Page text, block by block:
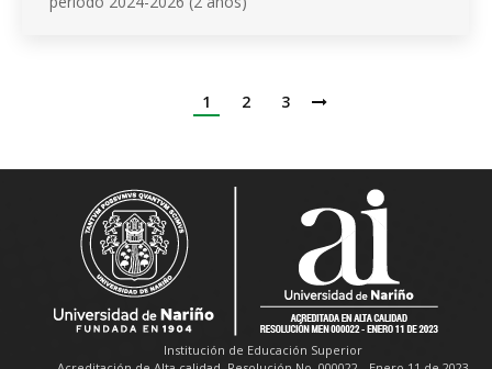
1 2 3
Institución de Educación Superior